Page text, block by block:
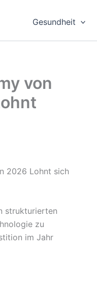
Gesundheit
von
strukturierten
zu
im Jahr